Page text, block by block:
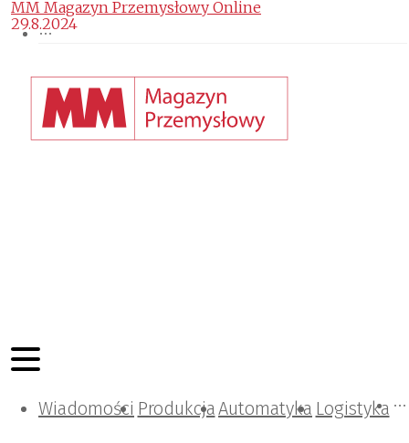
Wiadomości ProdukcjaAutomatyka Logistyka
Projektowanie i konstrukcje
Zarządzanie i IT
Tematy specjalne
MM Magazyn Przemysłowy Online
29.8.2024